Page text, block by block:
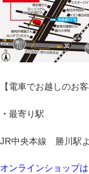
【電車でお越しのお客
・ 最寄り駅
JR中央本線 勝川駅
オンラインショップ